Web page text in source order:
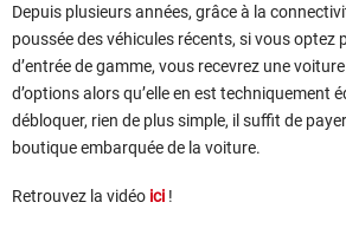
Depuis plusieurs années, grâce à la
poussée des véhicules récents, si vous optez
d’entrée de gamme, vous recevrez une
d’options alors qu’elle en est techniquement
débloquer, rien de plus simple, il suffit de
boutique embarquée de la voiture.
Retrouvez la vidéo ici !